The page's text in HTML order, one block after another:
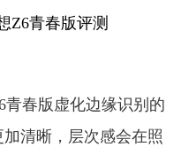
春版虚化边缘识别的
清晰，层次感会在照